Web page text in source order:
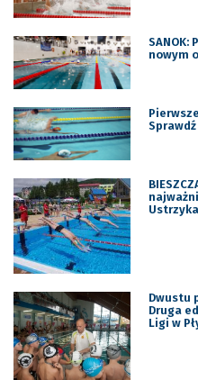
SANOK:
nowym
Dwustu
Druga
Ligi w